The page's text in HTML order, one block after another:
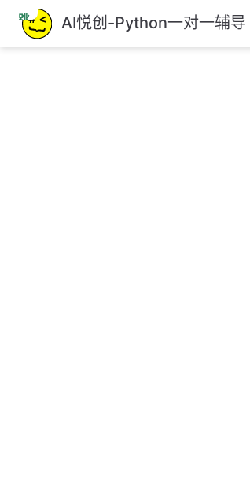
跳
至
主
AI悦创-Python一对一辅导